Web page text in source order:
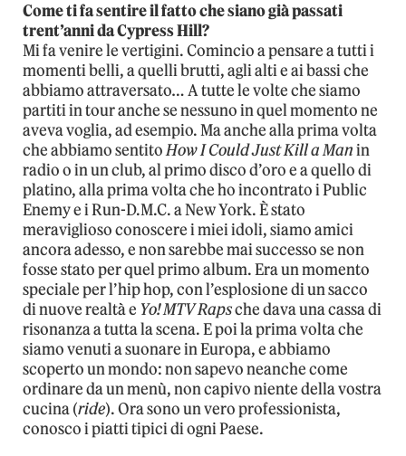
Come ti fa sentire il fatto che siano già passati
trent’anni da Cypress Hill?
Mi fa venire le vertigini. Comincio a pensare a tutti i
momenti belli, a quelli brutti, agli alti e ai bassi che
abbiamo attraversato… A tutte le volte che siamo
partiti in tour anche se nessuno in quel momento ne
aveva voglia, ad esempio. Ma anche alla prima volta
che abbiamo sentitoHow I Could Just Kill a Manin
radio o in un club, al primo disco d’oro e a quello di
platino, alla prima volta che ho incontrato i Public
Enemy e i Run-D.M.C. a New York. È stato
meraviglioso conoscere i miei idoli, siamo amici
ancora adesso, e non sarebbe mai successo se non
fosse stato per quel primo album. Era un momento
speciale per l’hip hop, con l’esplosione di un sacco
di nuove realtà e Yo! MTV Rapsche dava una cassa di
risonanza a tutta la scena. E poi la prima volta che
siamo venuti a suonare in Europa, e abbiamo
scoperto un mondo: non sapevo neanche come
ordinare da un menù, non capivo niente della vostra
cucina (ride). Ora sono un vero professionista,
conosco i piatti tipici di ogni Paese.